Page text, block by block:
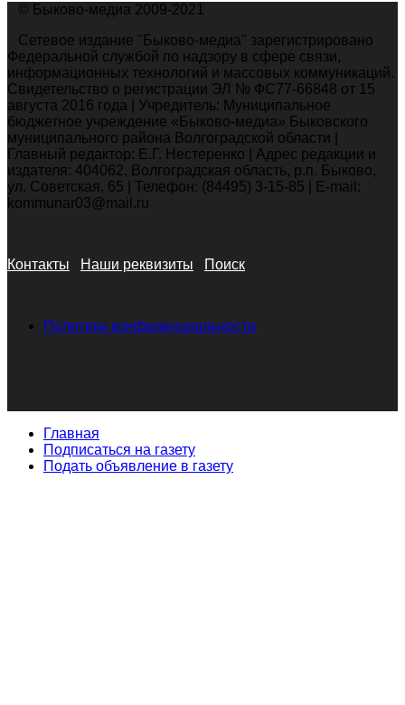
© Быково-медиа 2009-2021
Сетевое издание "Быково-медиа" зарегистрировано
Федеральной службой по надзору в сфере связи,
информационных технологий и массовых коммуникаций.
Свидетельство о регистрации ЭЛ № ФС77-66848 от 15
августа 2016 года | Учредитель: Муниципальное
бюджетное учреждение «Быково-медиа» Быковского
муниципального района Волгоградской области |
Главный редактор: Е.Г. Нестеренко | Адрес редакции и
издателя: 404062, Волгоградская область, р.п. Быково,
ул. Советская, 65 | Телефон: (84495) 3-15-85 | E-mail:
kommunar03@mail.ru
Контакты Наши реквизиты Поиск
Политика конфиденциальности
Главная
Подписаться на газету
Подать объявление в газету